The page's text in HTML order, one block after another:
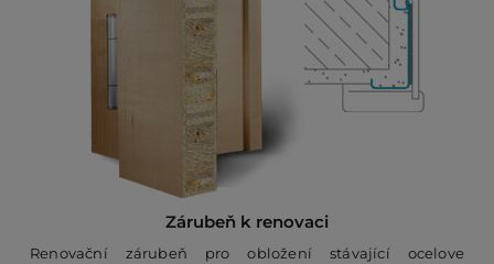
Zárubeň k renovaci
Renovační zárubeň pro obložení stávající ocelove